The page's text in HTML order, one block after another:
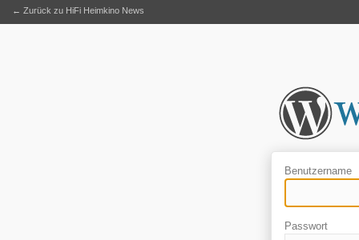
Benutzername
Passwort
← Zurück zu HiFi Heimkino News